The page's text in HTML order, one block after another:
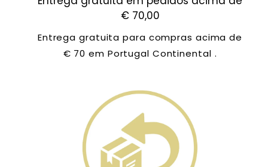
€ 70,00
Entrega gratuita para compras acima de
€ 70 em Portugal Continental .